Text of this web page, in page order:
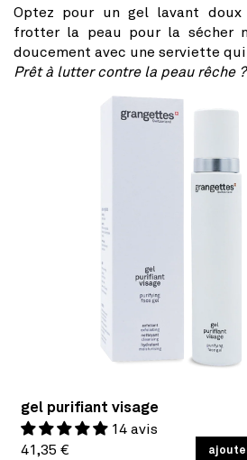
Optez pour un gel lavant
frotter la peau pour la sécher
doucement avec une serviette
Prêt à lutter contre la peau rêche ?
gel purifiant visage
14 avis
Prix
41,35 €
PRIX
/